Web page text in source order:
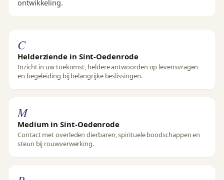
ontwikkeling.
C
Helderziende in Sint-Oedenrode
Inzicht in uw toekomst, heldere antwoorden op levensvragen
en begeleiding bij belangrijke beslissingen.
M
Medium in Sint-Oedenrode
Contact met overleden dierbaren, spirituele boodschappen en
steun bij rouwverwerking.